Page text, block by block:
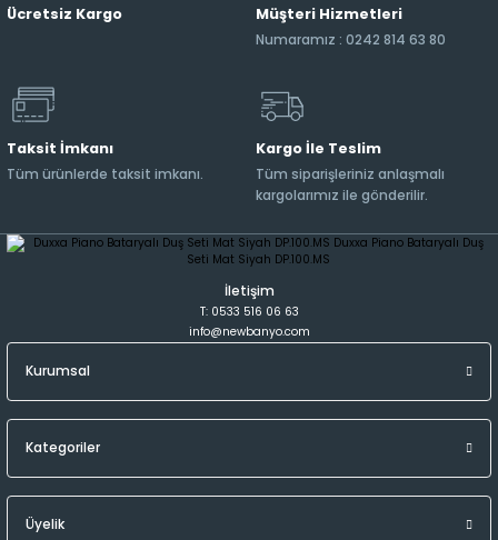
Ücretsiz Kargo Müşteri Hizmetleri
Numaramız : 0242 814 63 80
Taksit İmkanı
Tüm ürünlerde taksit imkanı.
Kargo İle Teslim
Tüm siparişleriniz anlaşmalı
kargolarımız ile gönderilir.
İletişim
T: 0533 516 06 63
info@newbanyo.com
Kurumsal
Kategoriler
Üyelik